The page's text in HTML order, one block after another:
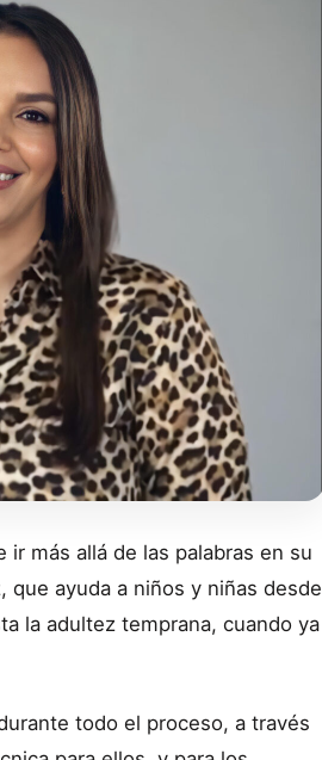
ir más allá de las palabras en su
que ayuda a niños y niñas desde
la adultez temprana, cuando ya
todo el proceso, a través